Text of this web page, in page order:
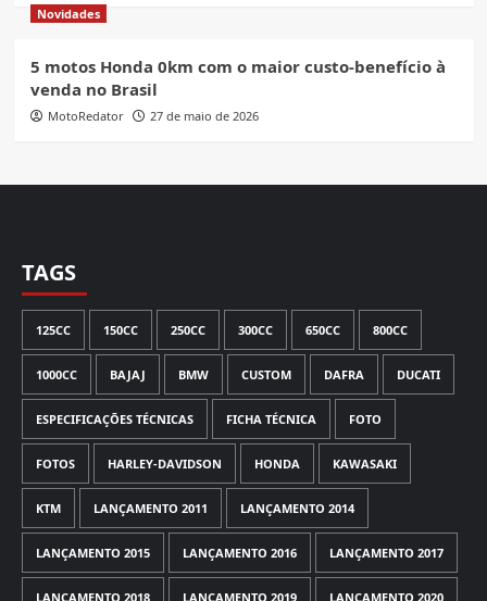
Novidades
5 motos Honda 0km com o maior custo-benefício à
venda no Brasil
MotoRedator 27 de maio de 2026
TAGS
125CC 150CC 250CC 300CC 650CC 800CC
1000CC BAJAJ BMW CUSTOM DAFRA DUCATI
ESPECIFICAÇÕES TÉCNICAS FICHA TÉCNICA FOTO
FOTOS HARLEY-DAVIDSON HONDA KAWASAKI
KTM LANÇAMENTO 2011 LANÇAMENTO 2014
LANÇAMENTO 2015 LANÇAMENTO 2016 LANÇAMENTO 2017
LANÇAMENTO 2018 LANÇAMENTO 2019 LANÇAMENTO 2020